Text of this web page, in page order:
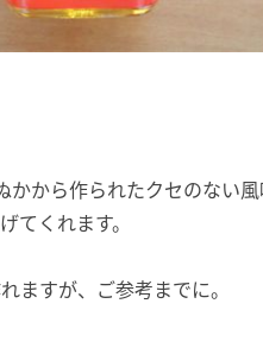
から作られたクセのない
てくれます。
ますが、ご参考までに。